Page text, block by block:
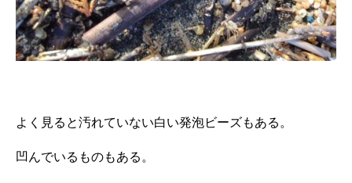
よく見ると汚れていない白い発泡ビーズもある。
凹んでいるものもある。